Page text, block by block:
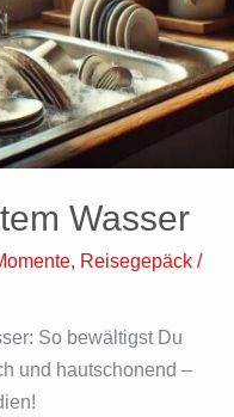
Wasser
, Reisegepäck /
So bewältigst Du
und hautschonend –